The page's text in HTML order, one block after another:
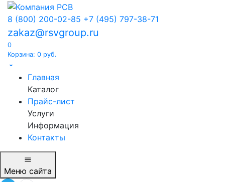
8 (800) 200-02-85 +7 (495) 797-38-71
zakaz@rsvgroup.ru
0
Корзина: 0 руб.
Главная
Каталог
Прайс-лист
Услуги
Информация
Контакты
Меню сайта